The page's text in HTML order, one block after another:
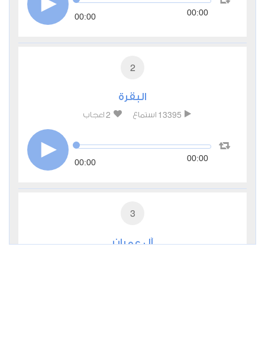
00:00 00:00
2
البقرة
13395 استماع 2 اعجاب
00:00 00:00
3
آل عمران